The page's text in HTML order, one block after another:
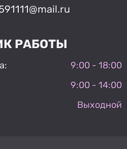
РАБОТЫ
9:00 - 18:00
9:00 - 14:00
Выходной